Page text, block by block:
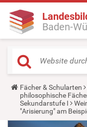
Baden-
Y
o
u
a
r
Fächer & Schularten
philosophische
Sekundarstufe I
"Arisierung" am